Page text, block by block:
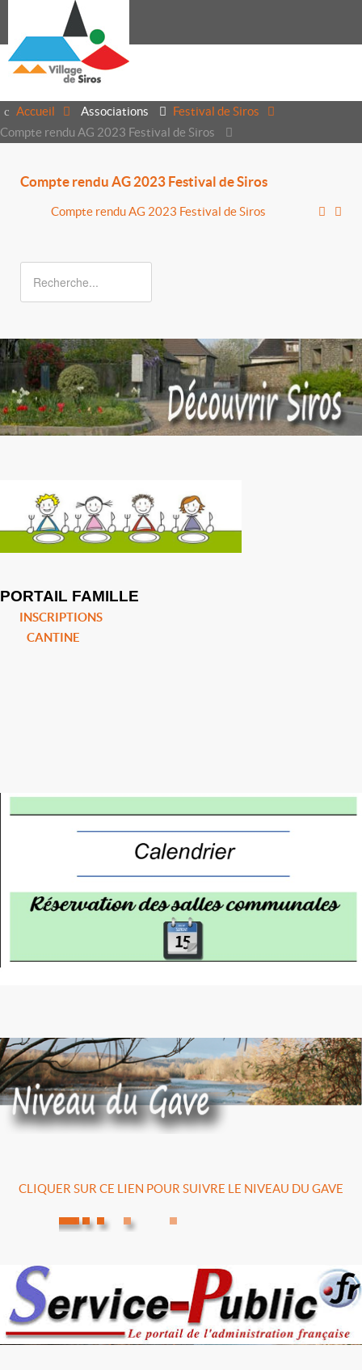
Accueil Associations
Festival de Siros
Compte rendu AG 2023 Festival de Siros
Compte rendu AG 2023 Festival de Siros
Compte rendu AG 2023 Festival de Siros
PORTAIL FAMILLE
INSCRIPTIONS
CANTINE
CLIQUER SUR CE LIEN POUR SUIVRE LE NIVEAU DU GAVE